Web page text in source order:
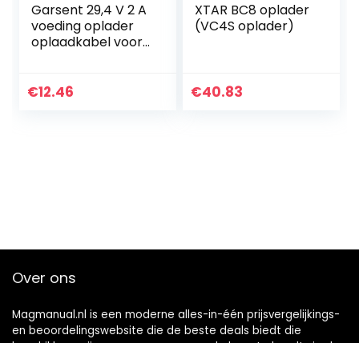
Garsent 29,4 V 2 A
voeding oplader
oplaadkabel voor
€12.46
XTAR BC8 oplader
(VC4S oplader)
€40.83
Over ons
Magmanual.nl is een moderne alles-in-één prijsvergelijkings-
en beoordelingswebsite die de beste deals biedt die